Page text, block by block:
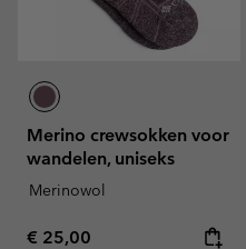
Merino crewsokken voor
wandelen, uniseks
Merinowol
Regular price:
€ 25,00